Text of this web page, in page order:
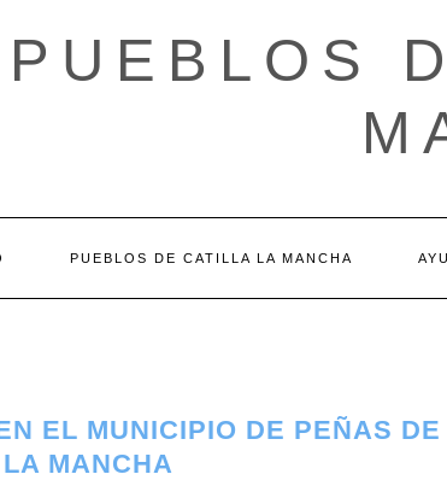
PUEBLOS
PUEBLOS DE CATILLA LA MANCHA
EL MUNICIPIO DE PEÑAS
MANCHA